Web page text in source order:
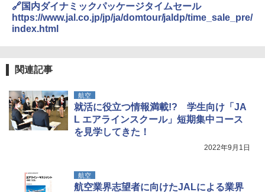
熊撃退スプレー 熊よけスプレー 熊スプレー
【日本企業販売】超強力クマ対策スプレー 30
￥3,680
着替えテント トイレテント 透けない【換気
通気窓付き】収納袋付き UVカット 防水 防災
コンパクト iimono117 (ブルー)
￥3,080
🔗国内ダイナミックパッケージタイムセール
https://www.jal.co.jp/jp/ja/domtour/jaldp/time_sale_pre/
index.html
関連記事
航空
就活に役立つ情報満載!? 学生向け「JA
L エアラインスクール」短期集中コース
を見学してきた！
2022年9月1日
航空
航空業界志望者に向けたJALによる業界